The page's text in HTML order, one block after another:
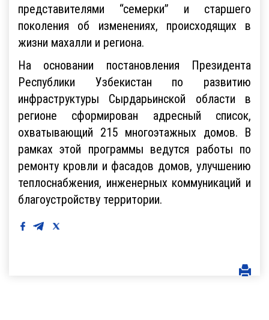
представителями “семерки” и старшего
поколения об изменениях, происходящих в
жизни махалли и региона.
На основании постановления Президента
Республики Узбекистан по развитию
инфраструктуры Сырдарьинской области в
регионе сформирован адресный список,
охватывающий 215 многоэтажных домов. В
рамках этой программы ведутся работы по
ремонту кровли и фасадов домов, улучшению
теплоснабжения, инженерных коммуникаций и
благоустройству территории.